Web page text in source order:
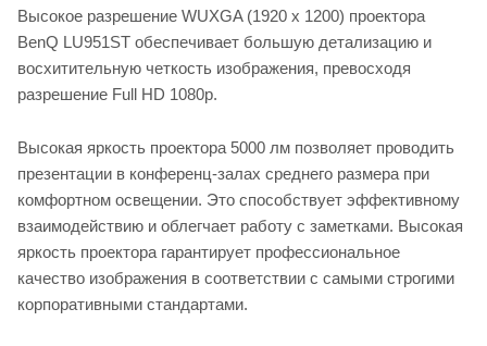
Высокое разрешение WUXGA (1920 x 1200) проектора
BenQ LU951ST обеспечивает большую детализацию и
восхитительную четкость изображения, превосходя
разрешение Full HD 1080p.
Высокая яркость проектора 5000 лм позволяет проводить
презентации в конференц-залах среднего размера при
комфортном освещении. Это способствует эффективному
взаимодействию и облегчает работу с заметками. Высокая
яркость проектора гарантирует профессиональное
качество изображения в соответствии с самыми строгими
корпоративными стандартами.